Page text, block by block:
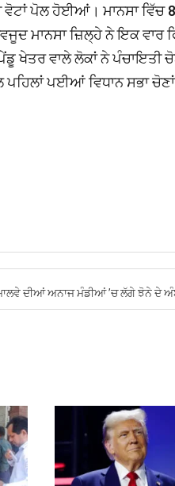
ਪੋਲ ਹੋਈਆਂ। ਮਾਨਸਾ ਵਿੱਚ
ਮਾਨਸਾ ਜ਼ਿਲ੍ਹੇ ਨੇ ਇਕ ਵਾਰ
ਖੇਤਰ ਵਾਲੇ ਲੋਕਾਂ ਨੇ ਪੰਚਾਇਤੀ
ਪਹਿਲਾਂ ਪਈਆਂ ਵਿਧਾਨ ਸਭਾ
ਦੀਆਂ ਅਨਾਜ ਮੰਡੀਆਂ ’ਚ ਲੱਗੇ ਝੋਨੇ ਦੇ